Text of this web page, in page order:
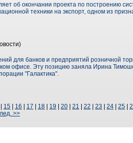
об окончании проекта по построению
техники на экспорт, одном из
для банков и предприятий розничной
офисе. Эту позицию заняла Ирина
"Галактика".
15 16 17 18 19 20 21 22 23 24 25
>>